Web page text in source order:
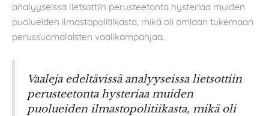
analyyseissa lietsottiin perusteetonta hysteriaa muiden
puolueiden ilmastopolitiikasta, mikä oli omiaan tukemaan
perussuomalaisten vaalikampanjaa.
Vaaleja edeltävissä analyyseissa lietsottiin
perusteetonta hysteriaa muiden
puolueiden ilmastopolitiikasta, mikä oli